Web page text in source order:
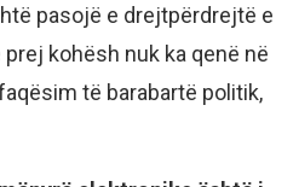
pasojë e drejtpërdrejtë e
kohësh nuk ka qenë në
të barabartë politik,